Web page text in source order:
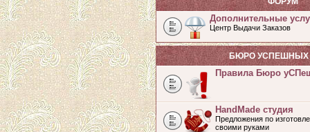
Дополнительные
Центр Выдачи Заказов
БЮРО УСПЕШНЫХ
Правила Бюро
HandMade студия
Предложения по
своими руками